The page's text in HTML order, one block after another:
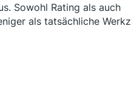
Sowohl Rating als auch
als tatsächliche